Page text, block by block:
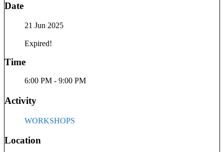
că energia stagnată ne poate ține în loc, dar și că vindecarea
este un proces eliberator care deschide porți către o viață mai
flacăra interioară a celor care au uitat să simtă cu adevărat şi se
Date
21 Jun 2025
Expired!
Time
6:00 PM - 9:00 PM
Activity
WORKSHOPS
Location